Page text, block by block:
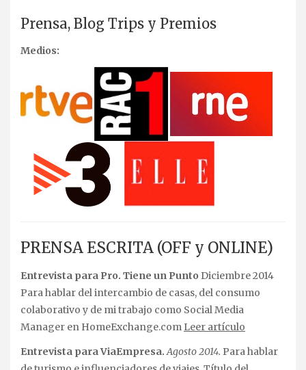
Prensa, Blog Trips y Premios
Medios:
PRENSA ESCRITA (OFF y ONLINE)
Entrevista para Pro. Tiene un Punto Diciembre 2014
Para hablar del intercambio de casas, del consumo
colaborativo y de mi trabajo como Social Media
Manager en HomeExchange.com Leer artículo
Entrevista para ViaEmpresa.Agosto 2014. Para hablar